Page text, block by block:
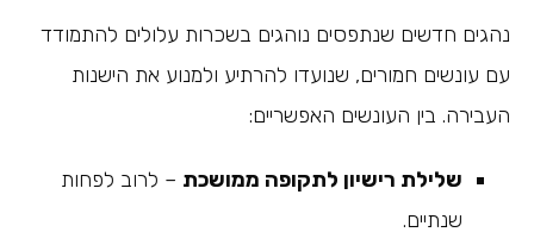
נהגים חדשים שנתפסים נוהגים בשכרות עלולים להתמודד
עם עונשים חמורים, שנועדו להרתיע ולמנוע את הישנות
העבירה. בין העונשים האפשריים:
שלילת רישיון לתקופה ממושכת– לרוב לפחות
שנתיים.